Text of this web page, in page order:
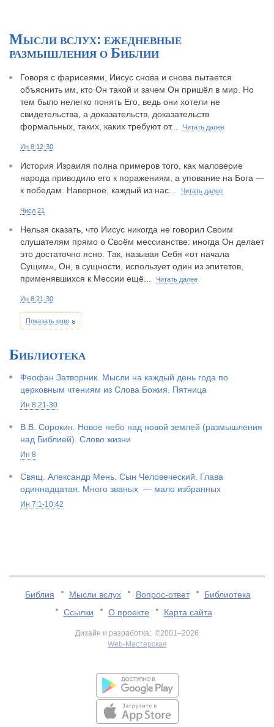
Мысли вслух: ежедневные
размышления о Библии
Говоря с фарисеями, Иисус снова и снова пытается
объяснить им, кто Он такой и зачем Он пришёл в мир. Но
тем было нелегко понять Его, ведь они хотели не
свидетельства, а доказательств, доказательств
формальных, таких, каких требуют от...
Читать далее
Ин 8:12-30
История Израиля полна примеров того, как маловерие
народа приводило его к поражениям, а упование на Бога —
к победам. Наверное, каждый из нас...
Читать далее
Числ 21
Нельзя сказать, что Иисус никогда не говорил Своим
слушателям прямо о Своём мессианстве: иногда Он делает
это достаточно ясно. Так, называя Себя «от начала
Сущим», Он, в сущности, использует один из эпитетов,
применявшихся к Мессии ещё...
Читать далее
Ин 8:21-30
Показать еще
Библиотека
Феофан Затворник. Мысли на каждый день года по
церковным чтениям из Слова Божия. Пятница
Ин 8:21-30
В.В. Сорокин. Новое небо над новой землей (размышления
над Библией). Слово жизни
Ин 8
Свящ. Александр Мень. Сын Человеческий. Глава
одиннадцатая. Много званых — мало избранных
Ин 7:1-10:42
Библия Мысли вслух Вопрос-ответ
Библиотека
Ссылки
О проекте Карта сайта
Дизайн и разработка: ©2001–2026
Web-Мастерская